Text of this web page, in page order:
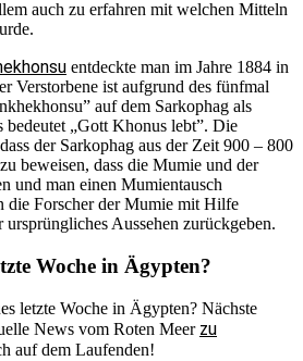
auch zu erfahren mit welchen Mitteln
entdeckte man im Jahre 1884 in
Verstorbene ist aufgrund des fünfmal
auf dem Sarkophag als
bedeutet „Gott Khonus lebt”. Die
der Sarkophag aus der Zeit 900 – 800
beweisen, dass die Mumie und der
und man einen Mumientausch
die Forscher der Mumie mit Hilfe
Aussehen zurückgeben.
Woche in Ägypten?
letzte Woche in Ägypten? Nächste
News vom Roten Meer zu
auf dem Laufenden!